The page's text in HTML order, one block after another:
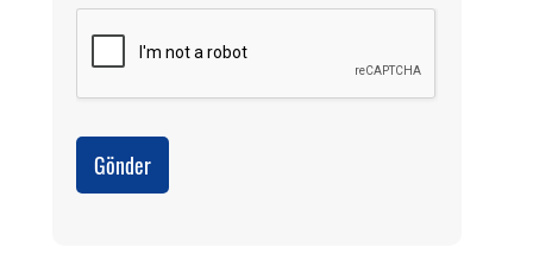
Gönder